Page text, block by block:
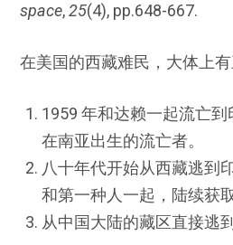
space,25(4), pp.648-667.
在美国的西藏难民，大体上
1959 年和达赖一起流亡
在南亚出生的流亡者。
八十年代开始从西藏逃到
和第一种人一起，陆续获
从中国大陆的藏区直接逃